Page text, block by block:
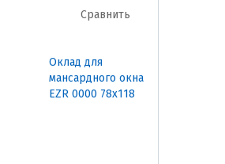
Сравнить
Оклад для
мансардного окна
EZR 0000 78х118